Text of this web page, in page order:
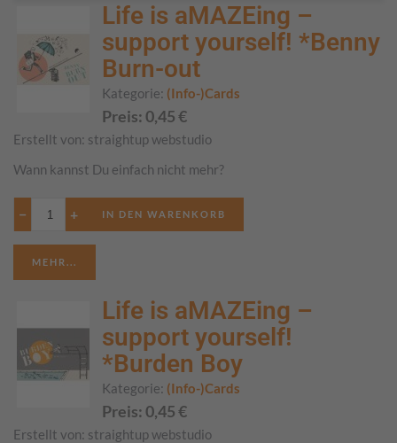
Life is aMAZEing –
support yourself! *Benny
Burn-out
Kategorie: (Info-)Cards
Preis: 0,45€
Erstellt von: straightup webstudio
Wann kannst Du einfach nicht mehr?
− +
MEHR...
Life is aMAZEing –
support yourself!
*Burden Boy
Kategorie: (Info-)Cards
Preis: 0,45€
Erstellt von: straightup webstudio